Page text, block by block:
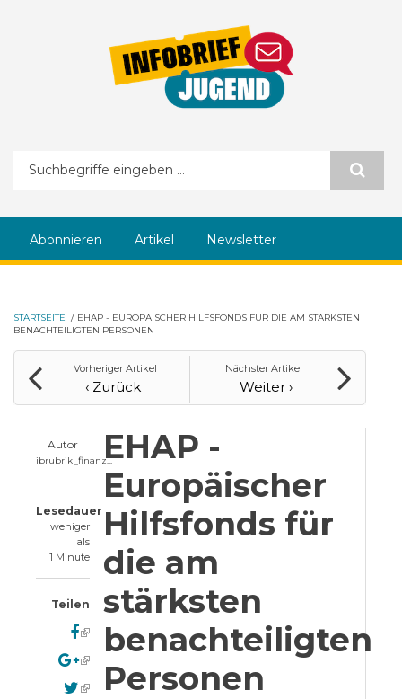
Suchformular
Abonnieren Artikel Newsletter
STARTSEITE / EHAP - EUROPÄISCHER HILFSFONDS FÜR DIE AM STÄRKSTEN
BENACHTEILIGTEN PERSONEN
Vorheriger Artikel
‹ Zurück
Nächster Artikel
Weiter ›
Autor
ibrubrik_finanz...
Lesedauer
weniger
als
1 Minute
Teilen
(link is external)
(link is external)
(link is external)
EHAP -
Europäischer
Hilfsfonds für
die am
stärksten
benachteiligten
Personen